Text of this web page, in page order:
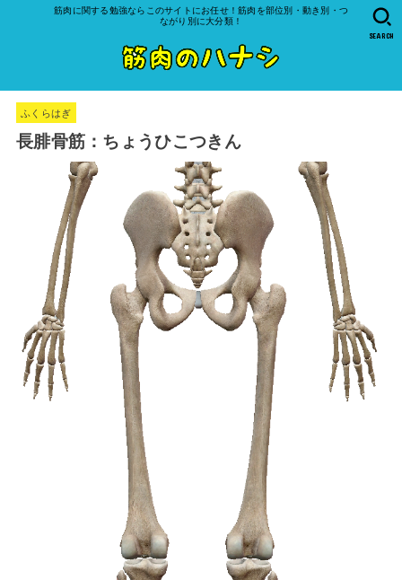
筋肉に関する勉強ならこのサイトにお任せ！筋肉を部位別・動き別・つ
ながり別に大分類！
SEARCH
ふくらはぎ
長腓骨筋：ちょうひこつきん